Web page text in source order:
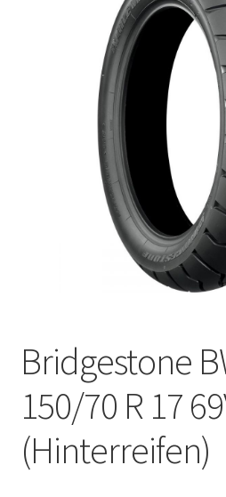
Bridgestone
150/70 R 17
(Hinterreifen)